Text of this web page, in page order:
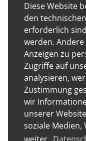
Diese Website
den
erforderlich
werden.
Anzeigen zu
Zugriffe auf
analysieren,
Zustimmung
wir
unserer
soziale Medien,